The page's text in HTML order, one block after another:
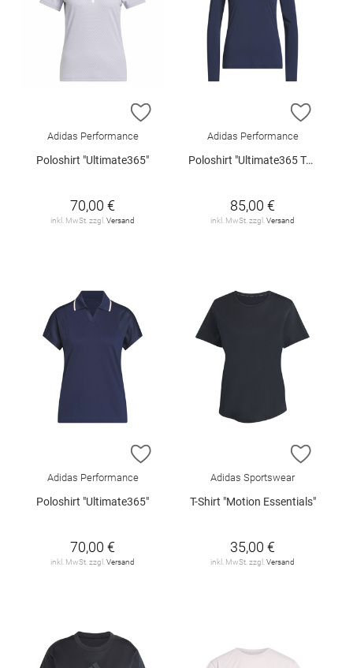
ZUR WUNSCHLISTE HINZUFÜGEN
Adidas Performance
Poloshirt "Ultimate365"
70,00 €
inkl. MwSt. zzgl. Versand
ZUR
Adidas Performance
Poloshirt "Ultimate365 Tour"
85,00 €
inkl. MwSt. zzgl. Versand
ZUR WUNSCHLISTE HINZUFÜGEN
Adidas Performance
Poloshirt "Ultimate365"
70,00 €
inkl. MwSt. zzgl. Versand
ZUR
Adidas Sportswear
T-Shirt "Motion Essentials"
35,00 €
inkl. MwSt. zzgl. Versand